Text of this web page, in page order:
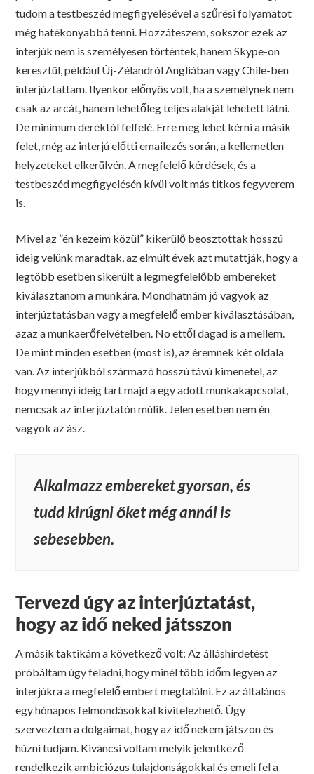
tudom a testbeszéd megfigyelésével a szűrési folyamatot
még hatékonyabbá tenni. Hozzáteszem, sokszor ezek az
interjúk nem is személyesen történtek,hanem Skype-on
keresztül, például Új-Zélandról Angliában vagy Chile-ben
interjúztattam. Ilyenkor előnyös volt, ha a személynek nem
csak az arcát, hanem lehetőleg teljes alakját lehetett látni.
De minimum deréktól felfelé. Erre meg lehet kérni a másik
felet, még az interjú előtti emailezés során, a kellemetlen
helyzeteket elkerülvén. A megfelelő kérdések, és a
testbeszéd megfigyelésén kívül volt más titkos fegyverem
is.
Mivel az ”én kezeim közül” kikerülő beosztottak hosszú
ideig velünk maradtak, az elmúlt évek azt mutattják, hogy a
legtöbb esetben sikerült a legmegfelelőbb embereket
kiválasztanom a munkára. Mondhatnám jó vagyok az
interjúztatásban vagy a megfelelő ember kiválasztásában,
azaz a munkaerőfelvételben. No ettől dagad is a mellem.
De mint minden esetben (most is), az éremnek két oldala
van. Az interjúkból származó hosszú távú kimenetel, az
hogy mennyi ideig tart majd a egy adott munkakapcsolat,
nemcsak az interjúztatón múlik. Jelen esetben nem én
vagyok az ász.
Alkalmazz embereket gyorsan, és
tudd kirúgni őket még annál is
sebesebben.
Tervezd úgy az interjúztatást,
hogy az idő neked játsszon
A másik taktikám a következő volt: Az álláshírdetést
próbáltam úgy feladni, hogy minél több időm legyen az
interjúkra a megfelelő embert megtalálni. Ez az általános
egy hónapos felmondásokkal kivitelezhető. Úgy
szerveztem a dolgaimat, hogy az idő nekem játszon és
húzni tudjam. Kiváncsi voltam melyik jelentkező
rendelkezik ambiciózus tulajdonságokkal és emeli fel a